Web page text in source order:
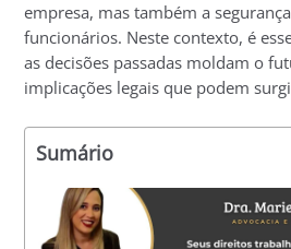
empresa, mas também a
funcionários. Neste contexto, é
as decisões passadas moldam o
implicações legais que podem
Sumário